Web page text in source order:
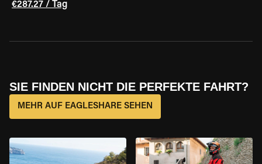
€287.27 / Tag
SIE FINDEN NICHT DIE PERFEKTE FAHRT?
MEHR AUF EAGLESHARE SEHEN